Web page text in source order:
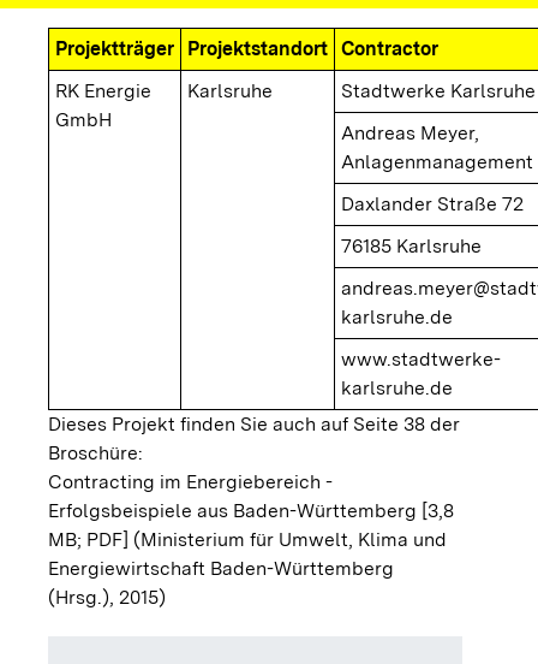
Projektträger Projektstandort Contractor
RK Energie
GmbH
Karlsruhe
Stadtwerke
Andreas Meyer,
Anlagenmanagement
Daxlander Straße 72
76185 Karlsruhe
karlsruhe.de
www.stadtwerke-
karlsruhe.de
Dieses Projekt finden Sie auch auf Seite 38 der
Broschüre:
Contracting im Energiebereich -
Erfolgsbeispiele aus Baden-Württemberg [3,8
MB; PDF] (Ministerium für Umwelt, Klima und
Energiewirtschaft Baden-Württemberg
(Hrsg.), 2015)